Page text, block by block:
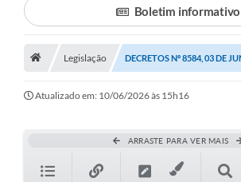
Boletim informativo
Legislação DECRETOS Nº 8584, 03 DE
Atualizado em: 10/06/2026 às 15h16
ARRASTE PARA VER MAIS